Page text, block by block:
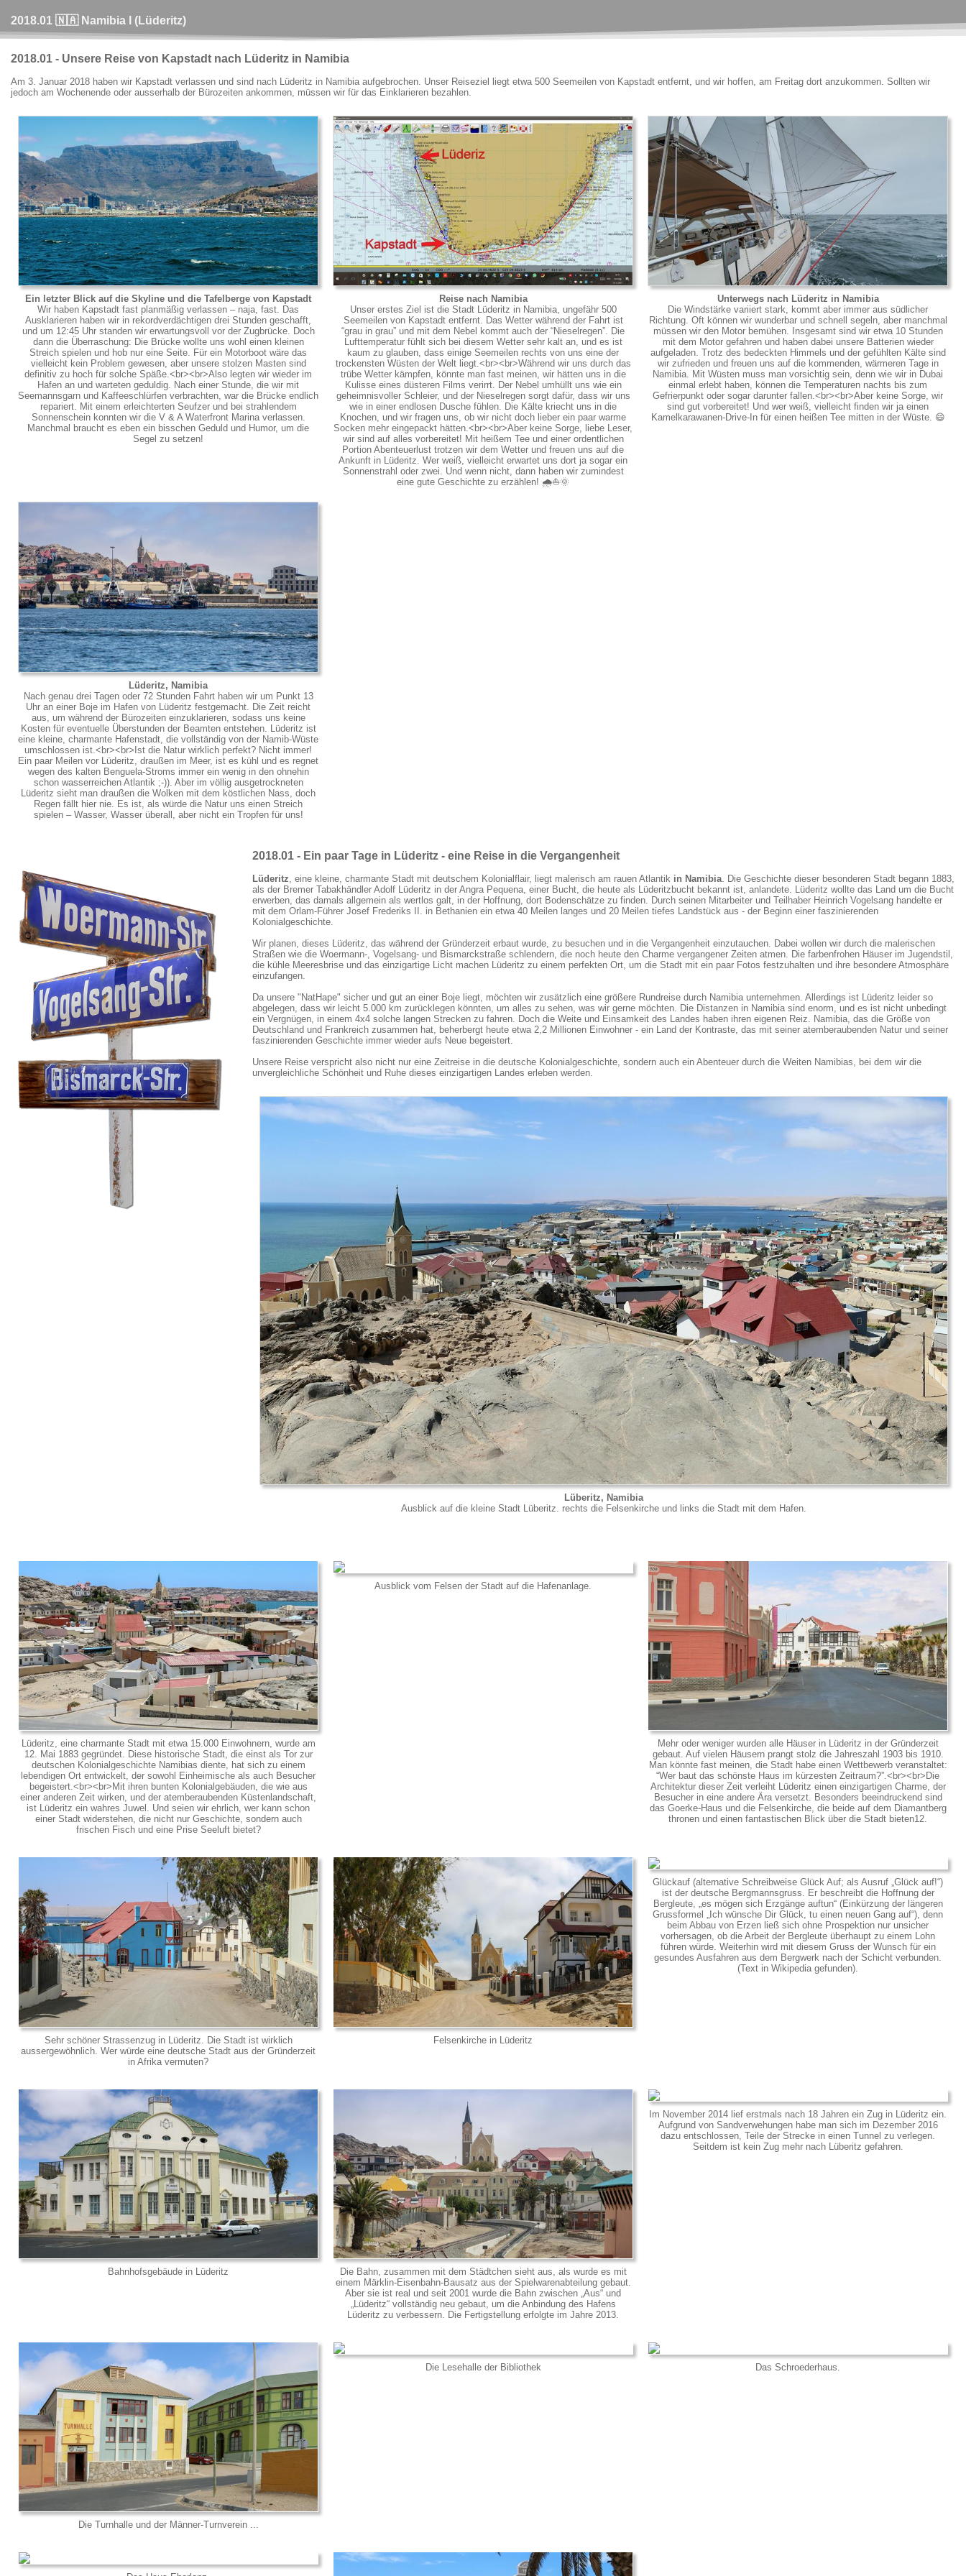
2018.01 🇳🇦 Namibia I (Lüderitz)
2018.01 - Unsere Reise von Kapstadt nach Lüderitz in Namibia
Am 3. Januar 2018 haben wir Kapstadt verlassen und sind nach Lüderitz in Namibia aufgebrochen. Unser Reiseziel liegt etwa 500 Seemeilen von Kapstadt entfernt, und wir hoffen, am Freitag dort anzukommen. Sollten wir
jedoch am Wochenende oder ausserhalb der Bürozeiten ankommen, müssen wir für das Einklarieren bezahlen.
Ein letzter Blick auf die Skyline und die Tafelberge von Kapstadt
Wir haben Kapstadt fast planmäßig verlassen – naja, fast. Das
Ausklarieren haben wir in rekordverdächtigen drei Stunden geschafft,
und um 12:45 Uhr standen wir erwartungsvoll vor der Zugbrücke. Doch
dann die Überraschung: Die Brücke wollte uns wohl einen kleinen
Streich spielen und hob nur eine Seite. Für ein Motorboot wäre das
vielleicht kein Problem gewesen, aber unsere stolzen Masten sind
definitiv zu hoch für solche Späße.<br><br>Also legten wir wieder im
Hafen an und warteten geduldig. Nach einer Stunde, die wir mit
Seemannsgarn und Kaffeeschlürfen verbrachten, war die Brücke endlich
repariert. Mit einem erleichterten Seufzer und bei strahlendem
Sonnenschein konnten wir die V & A Waterfront Marina verlassen.
Manchmal braucht es eben ein bisschen Geduld und Humor, um die
Segel zu setzen!
Reise nach Namibia
Unser erstes Ziel ist die Stadt Lüderitz in Namibia, ungefähr 500
Seemeilen von Kapstadt entfernt. Das Wetter während der Fahrt ist
“grau in grau” und mit dem Nebel kommt auch der “Nieselregen”. Die
Lufttemperatur fühlt sich bei diesem Wetter sehr kalt an, und es ist
kaum zu glauben, dass einige Seemeilen rechts von uns eine der
trockensten Wüsten der Welt liegt.<br><br>Während wir uns durch das
trübe Wetter kämpfen, könnte man fast meinen, wir hätten uns in die
Kulisse eines düsteren Films verirrt. Der Nebel umhüllt uns wie ein
geheimnisvoller Schleier, und der Nieselregen sorgt dafür, dass wir uns
wie in einer endlosen Dusche fühlen. Die Kälte kriecht uns in die
Knochen, und wir fragen uns, ob wir nicht doch lieber ein paar warme
Socken mehr eingepackt hätten.<br><br>Aber keine Sorge, liebe Leser,
wir sind auf alles vorbereitet! Mit heißem Tee und einer ordentlichen
Portion Abenteuerlust trotzen wir dem Wetter und freuen uns auf die
Ankunft in Lüderitz. Wer weiß, vielleicht erwartet uns dort ja sogar ein
Sonnenstrahl oder zwei. Und wenn nicht, dann haben wir zumindest
eine gute Geschichte zu erzählen! 🌧️⛵️🌞
Unterwegs nach Lüderitz in Namibia
Die Windstärke variiert stark, kommt aber immer aus südlicher
Richtung. Oft können wir wunderbar und schnell segeln, aber manchmal
müssen wir den Motor bemühen. Insgesamt sind wir etwa 10 Stunden
mit dem Motor gefahren und haben dabei unsere Batterien wieder
aufgeladen. Trotz des bedeckten Himmels und der gefühlten Kälte sind
wir zufrieden und freuen uns auf die kommenden, wärmeren Tage in
Namibia. Mit Wüsten muss man vorsichtig sein, denn wie wir in Dubai
einmal erlebt haben, können die Temperaturen nachts bis zum
Gefrierpunkt oder sogar darunter fallen.<br><br>Aber keine Sorge, wir
sind gut vorbereitet! Und wer weiß, vielleicht finden wir ja einen
Kamelkarawanen-Drive-In für einen heißen Tee mitten in der Wüste. 😄
Lüderitz, Namibia
Nach genau drei Tagen oder 72 Stunden Fahrt haben wir um Punkt 13
Uhr an einer Boje im Hafen von Lüderitz festgemacht. Die Zeit reicht
aus, um während der Bürozeiten einzuklarieren, sodass uns keine
Kosten für eventuelle Überstunden der Beamten entstehen. Lüderitz ist
eine kleine, charmante Hafenstadt, die vollständig von der Namib-Wüste
umschlossen ist.<br><br>Ist die Natur wirklich perfekt? Nicht immer!
Ein paar Meilen vor Lüderitz, draußen im Meer, ist es kühl und es regnet
wegen des kalten Benguela-Stroms immer ein wenig in den ohnehin
schon wasserreichen Atlantik ;-)). Aber im völlig ausgetrockneten
Lüderitz sieht man draußen die Wolken mit dem köstlichen Nass, doch
Regen fällt hier nie. Es ist, als würde die Natur uns einen Streich
spielen – Wasser, Wasser überall, aber nicht ein Tropfen für uns!
2018.01 - Ein paar Tage in Lüderitz - eine Reise in die Vergangenheit
Lüderitz, eine kleine, charmante Stadt mit deutschem Kolonialflair, liegt malerisch am rauen Atlantik in Namibia. Die Geschichte dieser besonderen Stadt begann 1883,
als der Bremer Tabakhändler Adolf Lüderitz in der Angra Pequena, einer Bucht, die heute als Lüderitzbucht bekannt ist, anlandete. Lüderitz wollte das Land um die Bucht
erwerben, das damals allgemein als wertlos galt, in der Hoffnung, dort Bodenschätze zu finden. Durch seinen Mitarbeiter und Teilhaber Heinrich Vogelsang handelte er
mit dem Orlam-Führer Josef Frederiks II. in Bethanien ein etwa 40 Meilen langes und 20 Meilen tiefes Landstück aus - der Beginn einer faszinierenden
Kolonialgeschichte.
Wir planen, dieses Lüderitz, das während der Gründerzeit erbaut wurde, zu besuchen und in die Vergangenheit einzutauchen. Dabei wollen wir durch die malerischen
Straßen wie die Woermann-, Vogelsang- und Bismarckstraße schlendern, die noch heute den Charme vergangener Zeiten atmen. Die farbenfrohen Häuser im Jugendstil,
die kühle Meeresbrise und das einzigartige Licht machen Lüderitz zu einem perfekten Ort, um die Stadt mit ein paar Fotos festzuhalten und ihre besondere Atmosphäre
einzufangen.
Da unsere "NatHape" sicher und gut an einer Boje liegt, möchten wir zusätzlich eine größere Rundreise durch Namibia unternehmen. Allerdings ist Lüderitz leider so
abgelegen, dass wir leicht 5.000 km zurücklegen könnten, um alles zu sehen, was wir gerne möchten. Die Distanzen in Namibia sind enorm, und es ist nicht unbedingt
ein Vergnügen, in einem 4x4 solche langen Strecken zu fahren. Doch die Weite und Einsamkeit des Landes haben ihren eigenen Reiz. Namibia, das die Größe von
Deutschland und Frankreich zusammen hat, beherbergt heute etwa 2,2 Millionen Einwohner - ein Land der Kontraste, das mit seiner atemberaubenden Natur und seiner
faszinierenden Geschichte immer wieder aufs Neue begeistert.
Unsere Reise verspricht also nicht nur eine Zeitreise in die deutsche Kolonialgeschichte, sondern auch ein Abenteuer durch die Weiten Namibias, bei dem wir die
unvergleichliche Schönheit und Ruhe dieses einzigartigen Landes erleben werden.
Lüberitz, Namibia
Ausblick auf die kleine Stadt Lüberitz. rechts die Felsenkirche und links die Stadt mit dem Hafen.
Lüderitz, eine charmante Stadt mit etwa 15.000 Einwohnern, wurde am
12. Mai 1883 gegründet. Diese historische Stadt, die einst als Tor zur
deutschen Kolonialgeschichte Namibias diente, hat sich zu einem
lebendigen Ort entwickelt, der sowohl Einheimische als auch Besucher
begeistert.<br><br>Mit ihren bunten Kolonialgebäuden, die wie aus
einer anderen Zeit wirken, und der atemberaubenden Küstenlandschaft,
ist Lüderitz ein wahres Juwel. Und seien wir ehrlich, wer kann schon
einer Stadt widerstehen, die nicht nur Geschichte, sondern auch
frischen Fisch und eine Prise Seeluft bietet?
Ausblick vom Felsen der Stadt auf die Hafenanlage.
Mehr oder weniger wurden alle Häuser in Lüderitz in der Gründerzeit
gebaut. Auf vielen Häusern prangt stolz die Jahreszahl 1903 bis 1910.
Man könnte fast meinen, die Stadt habe einen Wettbewerb veranstaltet:
“Wer baut das schönste Haus im kürzesten Zeitraum?”.<br><br>Die
Architektur dieser Zeit verleiht Lüderitz einen einzigartigen Charme, der
Besucher in eine andere Ära versetzt. Besonders beeindruckend sind
das Goerke-Haus und die Felsenkirche, die beide auf dem Diamantberg
thronen und einen fantastischen Blick über die Stadt bieten12.
Sehr schöner Strassenzug in Lüderitz. Die Stadt ist wirklich
aussergewöhnlich. Wer würde eine deutsche Stadt aus der Gründerzeit
in Afrika vermuten?
Felsenkirche in Lüderitz
Glückauf (alternative Schreibweise Glück Auf; als Ausruf „Glück auf!“)
ist der deutsche Bergmannsgruss. Er beschreibt die Hoffnung der
Bergleute, „es mögen sich Erzgänge auftun“ (Einkürzung der längeren
Grussformel „Ich wünsche Dir Glück, tu einen neuen Gang auf“), denn
beim Abbau von Erzen ließ sich ohne Prospektion nur unsicher
vorhersagen, ob die Arbeit der Bergleute überhaupt zu einem Lohn
führen würde. Weiterhin wird mit diesem Gruss der Wunsch für ein
gesundes Ausfahren aus dem Bergwerk nach der Schicht verbunden.
(Text in Wikipedia gefunden).
Bahnhofsgebäude in Lüderitz
Die Bahn, zusammen mit dem Städtchen sieht aus, als wurde es mit
einem Märklin-Eisenbahn-Bausatz aus der Spielwarenabteilung gebaut.
Aber sie ist real und seit 2001 wurde die Bahn zwischen „Aus“ und
„Lüderitz“ vollständig neu gebaut, um die Anbindung des Hafens
Lüderitz zu verbessern. Die Fertigstellung erfolgte im Jahre 2013.
Im November 2014 lief erstmals nach 18 Jahren ein Zug in Lüderitz ein.
Aufgrund von Sandverwehungen habe man sich im Dezember 2016
dazu entschlossen, Teile der Strecke in einen Tunnel zu verlegen.
Seitdem ist kein Zug mehr nach Lüberitz gefahren.
Die Turnhalle und der Männer-Turnverein ...
Die Lesehalle der Bibliothek Das Schroederhaus.